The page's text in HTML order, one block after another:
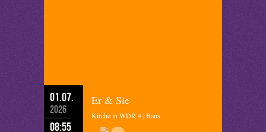
01.07.
2026
08:55
Er & Sie
Kirche in WDR 4 | Bans